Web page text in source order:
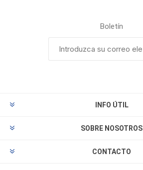
Boletín
INFO ÚTIL
SOBRE NOSOTROS
CONTACTO